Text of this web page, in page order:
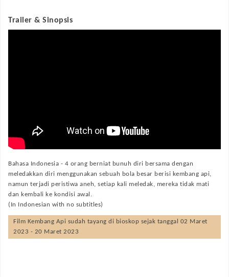
Trailer & Sinopsis
Bahasa Indonesia - 4 orang berniat bunuh diri bersama dengan
meledakkan diri menggunakan sebuah bola besar berisi kembang api,
namun terjadi peristiwa aneh, setiap kali meledak, mereka tidak mati
dan kembali ke kondisi awal.
(In Indonesian with no subtitles)
Film Kembang Api sudah tayang di bioskop sejak tanggal 02 Maret
2023 - 20 Maret 2023